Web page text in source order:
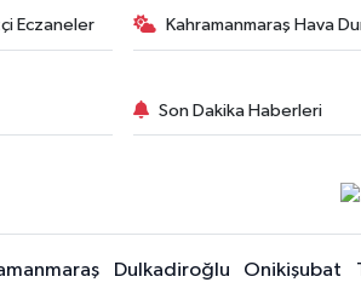
Eczaneler Kahramanmaraş Hava
Son Dakika Haberleri
Dulkadiroğlu Onikişubat